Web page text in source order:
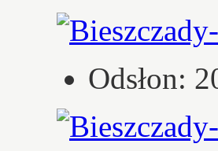
Odsłon: